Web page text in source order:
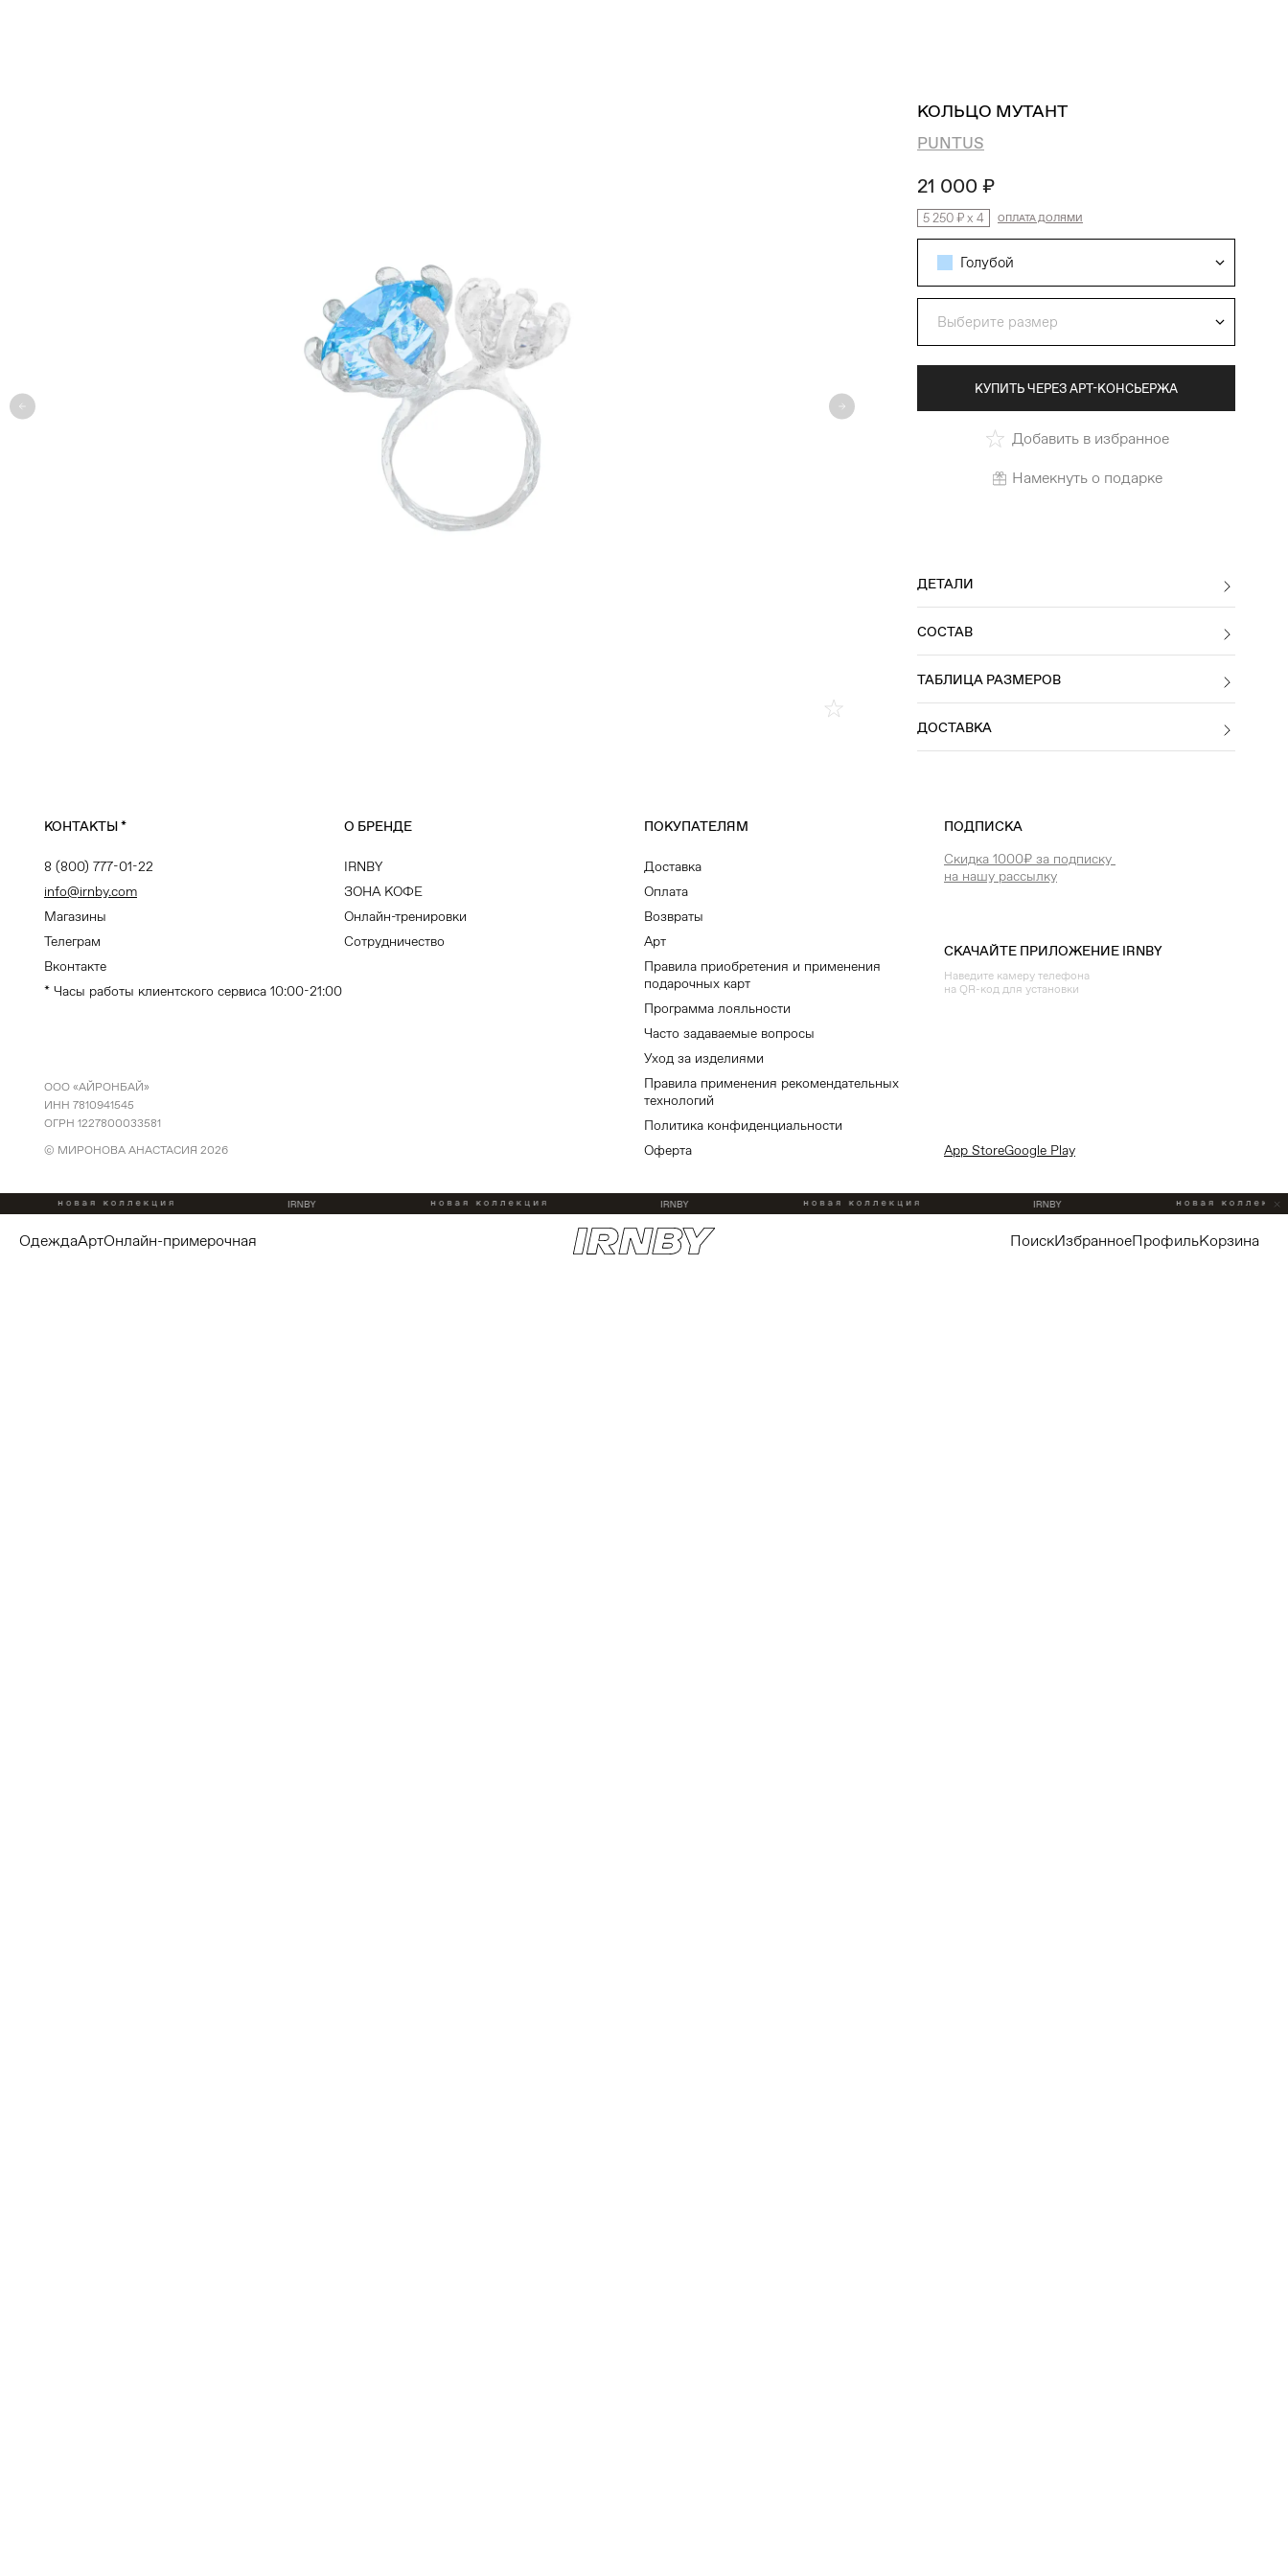
КОЛЬЦО МУТАНТ
PUNTUS
21 000 ₽
5 250 ₽x 4 ОПЛАТА ДОЛЯМИ
Голубой
Выберите размер
КУПИТЬ ЧЕРЕЗ АРТ-КОНСЬЕРЖА
Добавить в избранное
Намекнуть о подарке
ДЕТАЛИ
СОСТАВ
ТАБЛИЦА РАЗМЕРОВ
ДОСТАВКА
КОНТАКТЫ*
8 (800) 777-01-22
info@irnby.com
Магазины
Телеграм
Вконтакте
* Часы работы клиентского сервиса 10:00-21:00
О БРЕНДЕ
IRNBY
ЗОНА КОФЕ
Онлайн-тренировки
Сотрудничество
ПОКУПАТЕЛЯМ
Доставка
Оплата
Возвраты
Арт
Правила приобретения и применения
подарочных карт
Программа лояльности
Часто задаваемые вопросы
Уход за изделиями
Правила применения рекомендательных
технологий
Политика конфиденциальности
Оферта
ПОДПИСКА
Скидка 1000₽ за подписку
на нашу рассылку
СКАЧАЙТЕ ПРИЛОЖЕНИЕ IRNBY
Наведите камеру телефона
на QR-код для установки
App StoreGoogle Play
ООО «АЙРОНБАЙ»
ИНН 7810941545
ОГРН 1227800033581
© МИРОНОВА АНАСТАСИЯ 2026
одежда арт онлайн-примерочная поиск избранное профиль корзина